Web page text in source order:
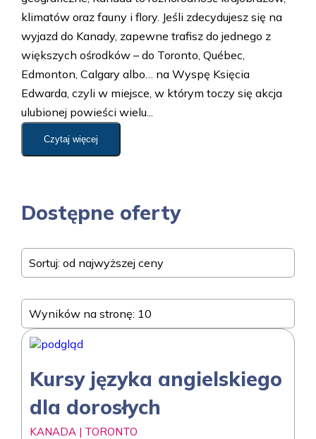
klimatów oraz fauny i flory. Jeśli zdecydujesz się na
wyjazd do Kanady, zapewne trafisz do jednego z
większych ośrodków – do Toronto, Québec,
Edmonton, Calgary albo… na Wyspę Księcia
Edwarda, czyli w miejsce, w którym toczy się akcja
ulubionej powieści wielu...
Czytaj więcej
Dostępne oferty
Sortuj: od najwyższej ceny
Wyników na stronę: 10
Kursy języka angielskiego
dla dorosłych
KANADA | TORONTO